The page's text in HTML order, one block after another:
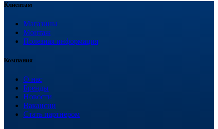
Клиентам
Магазины
Монтаж
Полезная информация
Компания
О нас
Бренды
Новости
Вакансии
Стать партнером